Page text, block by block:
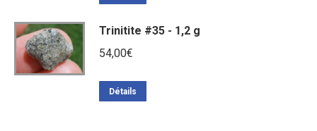
Trinitite #35 - 1,2 g
54,00€
Détails